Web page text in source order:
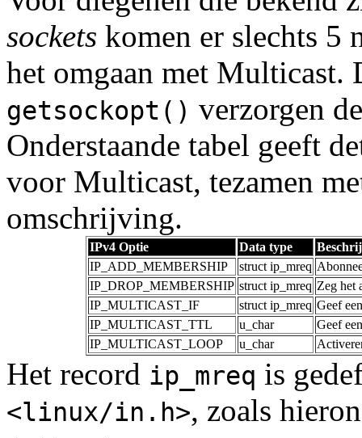
sockets komen er slechts 5
het omgaan met Multicast.
getsockopt() verzorgen
Onderstaande tabel geeft
voor Multicast, tezamen
omschrijving.
IPv4 Optie Data type
IP_ADD_MEMBERSHIP
struct ip_mreq
IP_DROP_MEMBERSHIP struct ip_mreq Zeg het
IP_MULTICAST_IF
struct ip_mreq Geef
IP_MULTICAST_TTL
u_char
Geef
IP_MULTICAST_LOOP
u_char
Het record ip_mreq is
<linux/in.h>, zoals